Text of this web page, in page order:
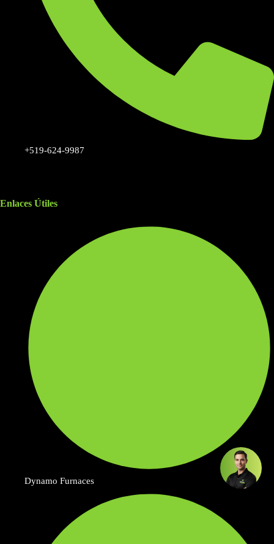
+519-624-9987
Enlaces Útiles
Dynamo Furnaces